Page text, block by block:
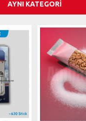
AYNI KATEGORI